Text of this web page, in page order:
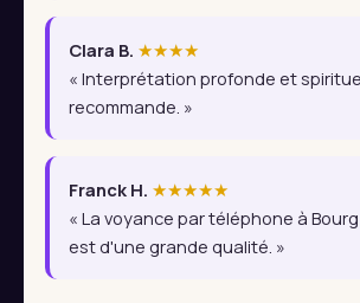
Clara B. ★★★★
« Interprétation profonde et
recommande. »
Franck H. ★★★★★
« La voyance par téléphone à Bourg
est d'une grande qualité. »